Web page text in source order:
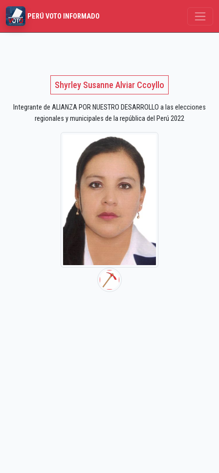
PERÚ VOTO INFORMADO
Shyrley Susanne Alviar Ccoyllo
Integrante de ALIANZA POR NUESTRO DESARROLLO a las elecciones
regionales y municipales de la república del Perú 2022